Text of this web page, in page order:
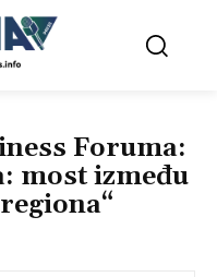
Foruma:
most između